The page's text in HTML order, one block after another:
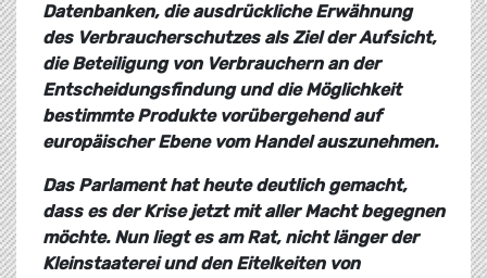
Datenbanken, die ausdrückliche Erwähnung
des Verbraucherschutzes als Ziel der Aufsicht,
die Beteiligung von Verbrauchern an der
Entscheidungsfindung und die Möglichkeit
bestimmte Produkte vorübergehend auf
europäischer Ebene vom Handel auszunehmen.
Das Parlament hat heute deutlich gemacht,
dass es der Krise jetzt mit aller Macht begegnen
möchte. Nun liegt es am Rat, nicht länger der
Kleinstaaterei und den Eitelkeiten von